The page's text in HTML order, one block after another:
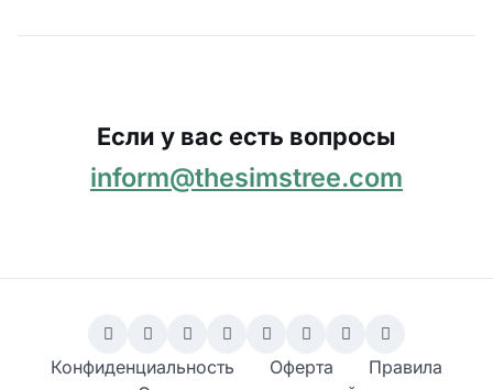
Если у вас есть вопросы
inform@thesimstree.com
Конфиденциальность Оферта
Правила